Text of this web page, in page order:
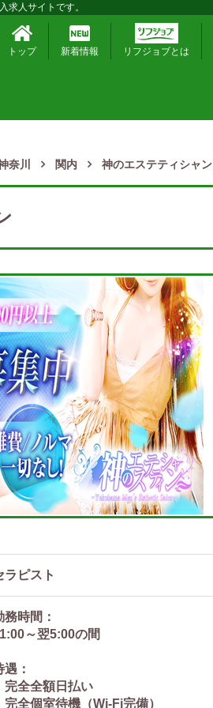
求人サイトです。
トップ 新着情報 リフジョブとは
奈川 関内 神のエステティシャン
ラピスト
務時間：
～翌5:00の間
遇：
完全全額日払い
完全個室待機（Wi-Fi完備）